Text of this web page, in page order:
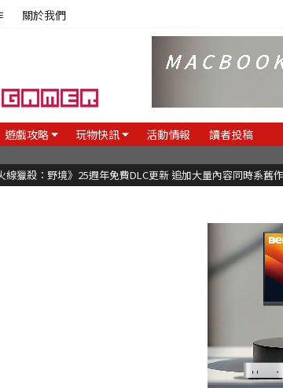
關於我們
遊戲攻略 玩物快訊 活動情報 讀者投稿
線獵殺：野境》25週年免費DLC更新 追加大量內容同時系舊